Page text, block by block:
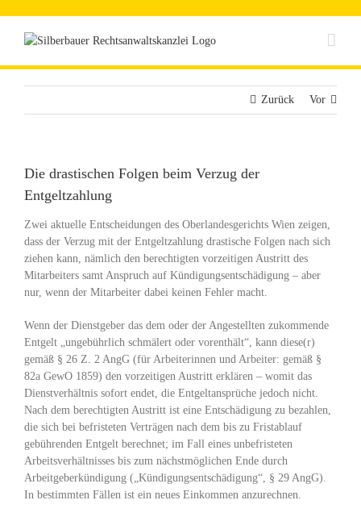
springen
Zurück Vor
Die drastischen Folgen beim Verzug der
Entgeltzahlung
Zwei aktuelle Entscheidungen des Oberlandesgerichts Wien zeigen,
dass der Verzug mit der Entgeltzahlung drastische Folgen nach sich
ziehen kann, nämlich den berechtigten vorzeitigen Austritt des
Mitarbeiters samt Anspruch auf Kündigungsentschädigung – aber
nur, wenn der Mitarbeiter dabei keinen Fehler macht.
Wenn der Dienstgeber das dem oder der Angestellten zukommende
Entgelt „ungebührlich schmälert oder vorenthält“, kann diese(r)
gemäß § 26 Z. 2 AngG (für Arbeiterinnen und Arbeiter: gemäß §
82a GewO 1859) den vorzeitigen Austritt erklären – womit das
Dienstverhältnis sofort endet, die Entgeltansprüche jedoch nicht.
Nach dem berechtigten Austritt ist eine Entschädigung zu bezahlen,
die sich bei befristeten Verträgen nach dem bis zu Fristablauf
gebührenden Entgelt berechnet; im Fall eines unbefristeten
Arbeitsverhältnisses bis zum nächstmöglichen Ende durch
Arbeitgeberkündigung („Kündigungsentschädigung“, § 29 AngG).
In bestimmten Fällen ist ein neues Einkommen anzurechnen.